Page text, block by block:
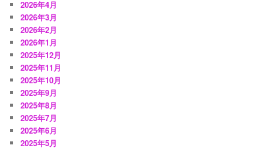
2026年4月
2026年3月
2026年2月
2026年1月
2025年12月
2025年11月
2025年10月
2025年9月
2025年8月
2025年7月
2025年6月
2025年5月